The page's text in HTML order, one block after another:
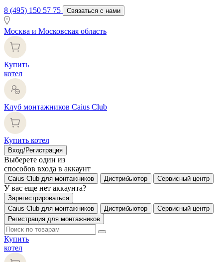
8 (495) 150 57 75 Связаться с нами
Москва и Московская область
Купить
котел
Клуб монтажников Caius Club
Купить котел
Вход/Регистрация
Выберете один из
способов входа в аккаунт
Caius Club для монтажников Дистрибьютор Сервисный центр
У вас еще нет аккаунта?
Зарегистрироваться
Caius Club для монтажников
Дистрибьютор
Сервисный центр
Регистрация для монтажников
Купить
котел